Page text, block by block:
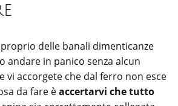
delle banali dimenticanze
andare in panico senza alcun
vi accorgete che dal ferro non esce
da fare èaccertarvi che tutto